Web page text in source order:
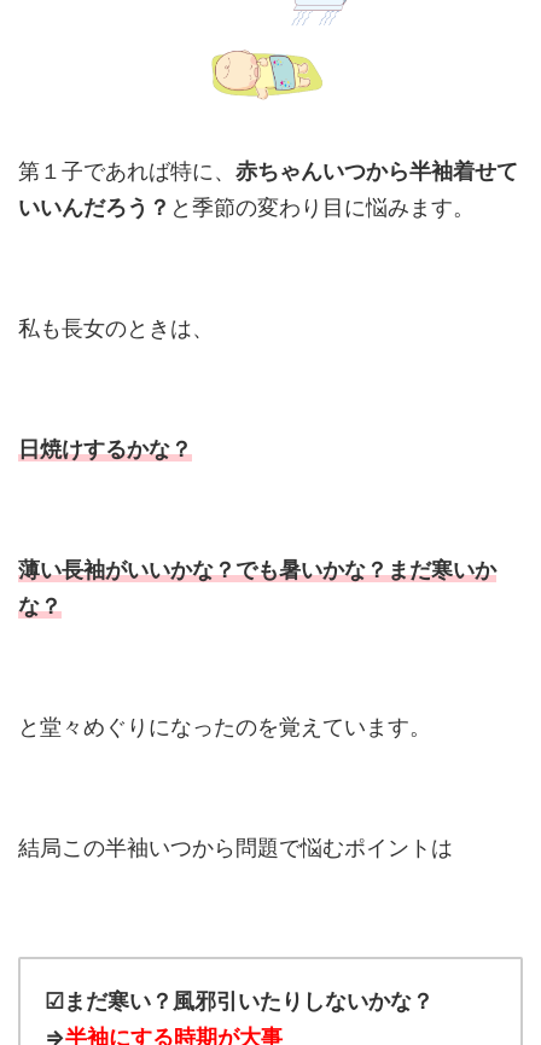
第１子であれば特に、 赤ちゃんいつから半袖着せて
いいんだろう？ と季節の変わり目に悩みます。
私も長女のときは、
日焼けするかな？
薄い長袖がいいかな？でも暑いかな？まだ寒いか
な？
と堂々めぐりになったのを覚えています。
結局この半袖いつから問題で悩むポイントは
☑まだ寒い？風邪引いたりしないかな？
⇒半袖にする時期が大事